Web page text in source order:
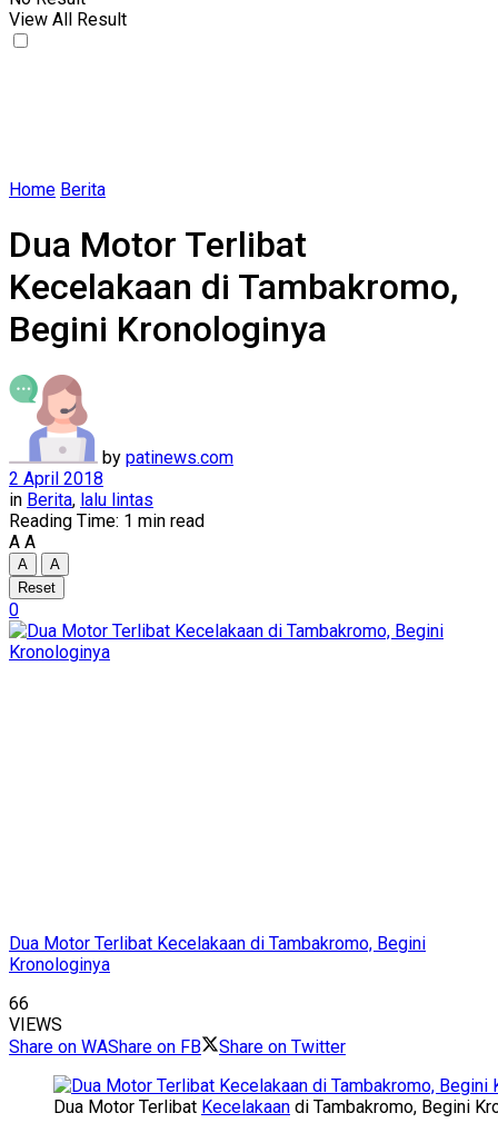
View All Result
Home Berita
Dua Motor Terlibat
Kecelakaan di Tambakromo,
Begini Kronologinya
by patinews.com
2 April 2018
in Berita, lalu lintas
Reading Time: 1 min read
A A
A
A
Reset
0
Dua Motor Terlibat Kecelakaan di Tambakromo, Begini
Kronologinya
66
VIEWS
Share on WAShare on FB Share on Twitter
Dua Motor Terlibat Kecelakaan di Tambakromo, Begini